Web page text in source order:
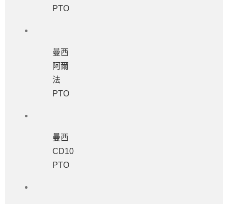
PTO
曼西
阿爾
法
PTO
曼西
CD10
PTO